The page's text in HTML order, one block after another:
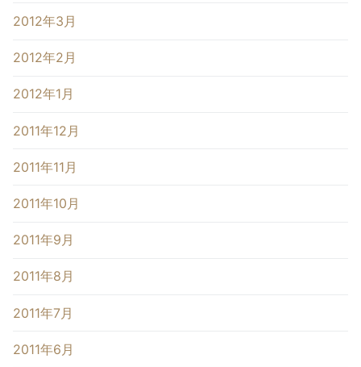
2012年3月
2012年2月
2012年1月
2011年12月
2011年11月
2011年10月
2011年9月
2011年8月
2011年7月
2011年6月